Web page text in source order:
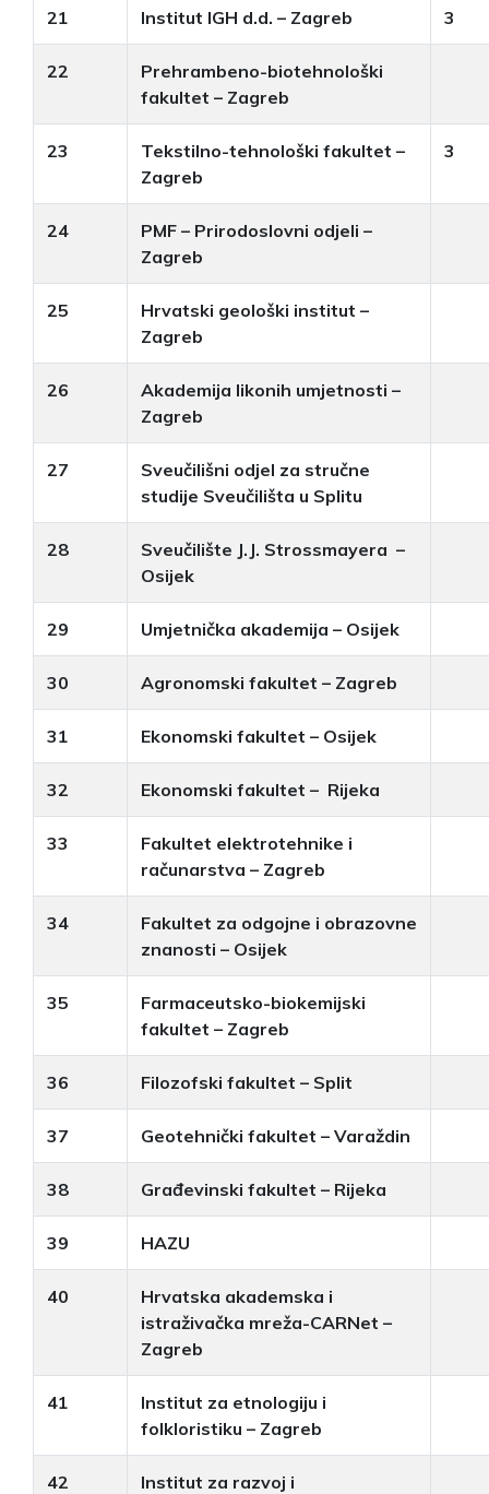
21 Institut IGH d.d. – Zagreb 3
22
Prehrambeno-biotehnološki
fakultet – Zagreb
23
Tekstilno-tehnološki fakultet –
Zagreb
3
24
PMF – Prirodoslovni odjeli –
Zagreb
25
Hrvatski geološki institut –
Zagreb
26
Akademija likonih umjetnosti –
Zagreb
27
Sveučilišni odjel za stručne
studije Sveučilišta u Splitu
28
Sveučilište J.J. Strossmayera –
Osijek
29 Umjetnička akademija – Osijek
30 Agronomski fakultet – Zagreb
31 Ekonomski fakultet – Osijek
32 Ekonomski fakultet – Rijeka
33
Fakultet elektrotehnike i
računarstva – Zagreb
34
Fakultet za odgojne i obrazovne
znanosti – Osijek
35
Farmaceutsko-biokemijski
fakultet – Zagreb
36 Filozofski fakultet – Split
37 Geotehnički fakultet – Varaždin
38 Građevinski fakultet – Rijeka
39 HAZU
40
Hrvatska akademska i
istraživačka mreža-CARNet –
Zagreb
41
Institut za etnologiju i
folkloristiku – Zagreb
42
Institut za razvoj i